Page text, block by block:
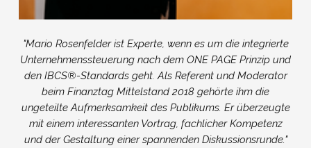
"Mario Rosenfelder ist Experte, wenn es um die integrierte
Unternehmenssteuerung nach dem ONE PAGE Prinzip und
den IBCS®-Standards geht. Als Referent und Moderator
beim Finanztag Mittelstand 2018 gehörte ihm die
ungeteilte Aufmerksamkeit des Publikums. Er überzeugte
mit einem interessanten Vortrag, fachlicher Kompetenz
und der Gestaltung einer spannenden Diskussionsrunde."